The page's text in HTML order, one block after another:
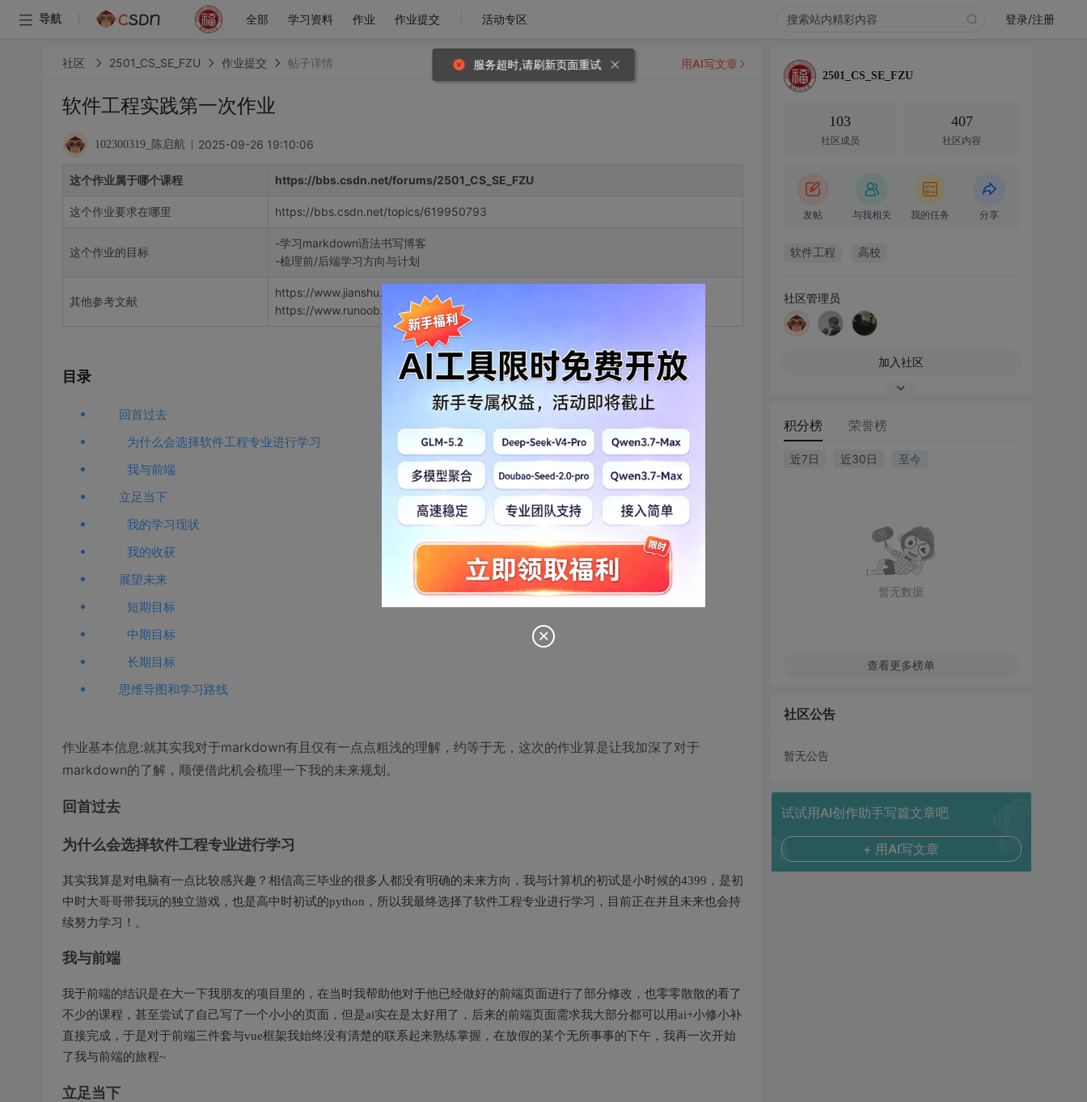
导航 全部 学习资料 作业 作业提交 活动专区 登录/注册
社区 2501_CS_SE_FZU 作业提交 帖子详情
软件工程实践第一次作业
102300319_陈启航 2025-09-26 19:10:06
这个作业属于哪个课程 https://bbs.csdn.net/forums/2501_CS_SE_FZU
这个作业要求在哪里 https://bbs.csdn.net/topics/619950793
这个作业的目标
-学习markdown语法书写博客
-梳理前/后端学习方向与计划
其他参考文献
https://www.jianshu.com/p/698b27559fc1
https://www.runoob.com/markdown/md-tutorial.html
目录
回首过去
为什么会选择软件工程专业进行学习
我与前端
立足当下
我的学习现状
我的收获
展望未来
短期目标
中期目标
长期目标
思维导图和学习路线
作业基本信息:就其实我对于markdown有且仅有一点点粗浅的理解，约等于无，这次的作业算是让我加深了对于
markdown的了解，顺便借此机会梳理一下我的未来规划。
回首过去
为什么会选择软件工程专业进行学习
其实我算是对电脑有一点比较感兴趣？相信高三毕业的很多人都没有明确的未来方向，我与计算机的初试是小时候的4399，是初
中时大哥哥带我玩的独立游戏，也是高中时初试的python，所以我最终选择了软件工程专业进行学习，目前正在并且未来也会持
续努力学习！。
我与前端
我于前端的结识是在大一下我朋友的项目里的，在当时我帮助他对于他已经做好的前端页面进行了部分修改，也零零散散的看了
不少的课程，甚至尝试了自己写了一个小小的页面，但是ai实在是太好用了，后来的前端页面需求我大部分都可以用ai+小修小补
直接完成，于是对于前端三件套与vue框架我始终没有清楚的联系起来熟练掌握，在放假的某个无所事事的下午，我再一次开始
了我与前端的旅程~
立足当下
用AI写文章
2501_CS_SE_FZU
103
社区成员
407
社区内容
发帖 与我相关 我的任务 分享
软件工程 高校
社区管理员
加入社区
积分榜 荣誉榜
近7日 近30日 至今
暂无数据
查看更多榜单
社区公告
暂无公告
试试用AI创作助手写篇文章吧
+ 用AI写文章
服务超时,请刷新页面重试